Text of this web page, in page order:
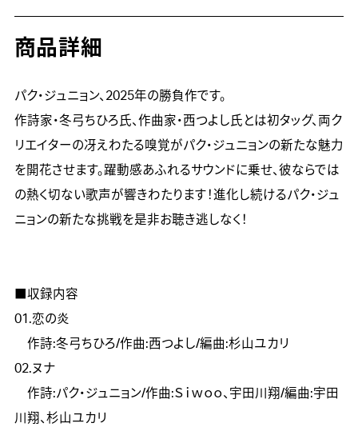
商品詳細
パク・ジュニョン、2025年の勝負作です。
作詩家・冬弓ちひろ氏、作曲家・西つよし氏とは初タッグ、両ク
リエイターの冴えわたる嗅覚がパク・ジュニョンの新たな魅力
を開花させます。躍動感あふれるサウンドに乗せ、彼ならでは
の熱く切ない歌声が響きわたります！進化し続けるパク・ジュ
ニョンの新たな挑戦を是非お聴き逃しなく！
■収録内容
01.恋の炎
作詩:冬弓ちひろ/作曲:西つよし/編曲:杉山ユカリ
02.ヌナ
作詩:パク・ジュニョン/作曲:Ｓｉｗｏｏ、宇田川翔/編曲:宇田
川翔、杉山ユカリ